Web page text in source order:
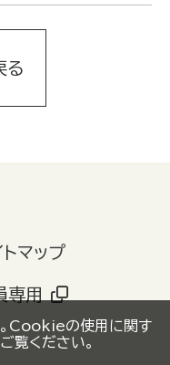
Cookieの使用に関す
ご覧ください。
る
トマップ
専用